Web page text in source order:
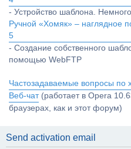
- Устройство шаблона.
Ручной «Хомяк» – наглядное
5
- Создание собственного
помощью WebFTP
Частозадаваемые вопросы по
Веб-чат(работает в Opera
браузерах, как и этот форум)
Send activation email